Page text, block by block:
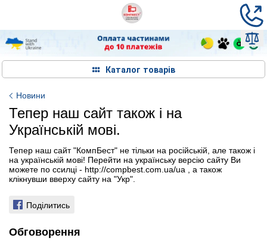
Каталог товарів
Новини
Тепер наш сайт також і на
Українській мові.
Тепер наш сайт "КомпБест" не тільки на російській, але також і
на українській мові! Перейти на українську версію сайту Ви
можете по ссилці - http://compbest.com.ua/ua , а також
клікнувши вверху сайту на "Укр".
Поділитись
Обговорення